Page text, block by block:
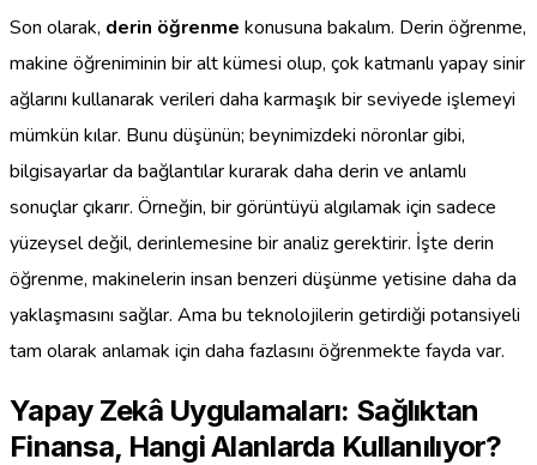
Son olarak, derin öğrenme konusuna bakalım. Derin öğrenme,
makine öğreniminin bir alt kümesi olup, çok katmanlı yapay sinir
ağlarını kullanarak verileri daha karmaşık bir seviyede işlemeyi
mümkün kılar. Bunu düşünün; beynimizdeki nöronlar gibi,
bilgisayarlar da bağlantılar kurarak daha derin ve anlamlı
sonuçlar çıkarır. Örneğin, bir görüntüyü algılamak için sadece
yüzeysel değil, derinlemesine bir analiz gerektirir. İşte derin
öğrenme, makinelerin insan benzeri düşünme yetisine daha da
yaklaşmasını sağlar. Ama bu teknolojilerin getirdiği potansiyeli
tam olarak anlamak için daha fazlasını öğrenmekte fayda var.
Yapay Zekâ Uygulamaları: Sağlıktan
Finansa, Hangi Alanlarda Kullanılıyor?